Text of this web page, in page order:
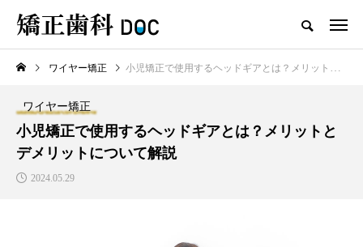
TOP ワイヤー矯正 マウスピース矯正
新着記事
ワイヤー矯正
ワイヤー矯正 小児矯正で使用するヘッドギアとは？メリットとデメリットについて解説
ワイヤー矯正
小児矯正で使用するヘッドギアとは？メリットと
デメリットについて解説
2024.05.29